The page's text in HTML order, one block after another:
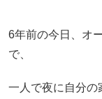
6年前の今日、オ
で、
一人で夜に自分の